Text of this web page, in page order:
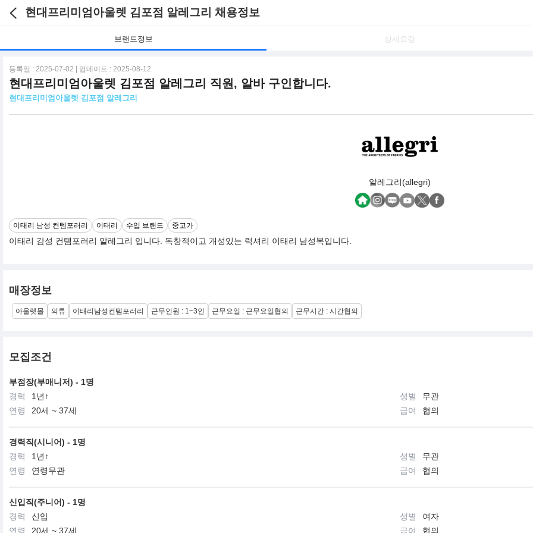
현대프리미엄아울렛 김포점 알레그리 채용정보
브랜드정보 상세요강
등록일 : 2025-07-02 | 업데이트 : 2025-08-12
현대프리미엄아울렛 김포점 알레그리 직원, 알바 구인합니다.
현대프리미엄아울렛 김포점 알레그리
알레그리(allegri)
이태리 남성 컨템포러리 이태리 수입 브랜드 중고가
이태리 감성 컨템포러리 알레그리 입니다. 독창적이고 개성있는 럭셔리 이태리 남성복입니다.
매장정보
아울렛몰 의류 이태리남성컨템포러리 근무인원 : 1~3인 근무요일 : 근무요일협의 근무시간 : 시간협의
모집조건
부점장(부매니저) - 1명
경력
1년↑ 성별
무관
연령
20세 ~ 37세 급여 협의
경력직(시니어) - 1명
경력
1년↑ 성별
무관
연령
연령무관 급여 협의
신입직(주니어) - 1명
경력
신입 성별
여자
연령
20세 ~ 37세 급여 협의